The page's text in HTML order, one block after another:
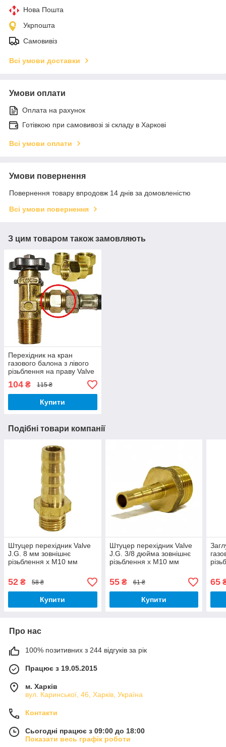
Нова Пошта
Укрпошта
Самовивіз
Всі умови доставки
Умови оплати
Оплата на рахунок
Готівкою при самовивозі зі складу в Харкові
Всі умови оплати
Умови повернення
Повернення товару впродовж 14 днів за домовленістю
Всі умови повернення
З цим товаром також замовляють
Перехідник на кран
газового балона з лівого
різьблення на праву Valve
J.G. 1/2 зовнішня х 21,8
мм внутрішня
104 ₴ 115 ₴
Купити
Подібні товари компанії
Штуцер перехідник Valve
J.G. 8 мм зовнішнє
різьблення х М10 мм
52 ₴ 58 ₴
Купити
Штуцер перехідник Valve
J.G. 3/8 дюйма зовнішнє
різьблення х М10 мм
55₴ 61 ₴
Купити
х
65
Про нас
100% позитивних з 244 відгуків за рік
Працює з 19.05.2015
м. Харків
вул. Каринської, 46, Харків, Україна
Контакти
Сьогодні працює з 09:00 до 18:00
Показати весь графік роботи